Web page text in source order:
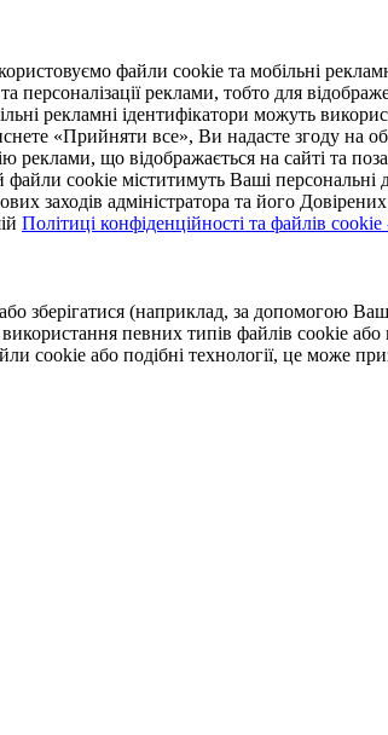
файли cookie та мобільні
реклами, тобто для
рекламні ідентифікатори можуть
«Прийняти все», Ви надасте згоду на
реклами, що відображається на сайті та
cookie міститимуть Ваші персональні
заходів адміністратора та його
Політиці конфіденційності та файлів
зберігатися (наприклад, за допомогою
певних типів файлів cookie або
cookie або подібні технології, це може